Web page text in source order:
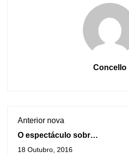
Concello
Anterior nova
O espectáculo sobre
Castelao “A lingua na
18 Outubro, 2016